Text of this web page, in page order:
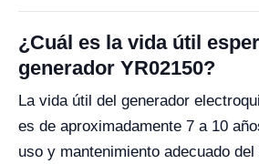
¿Cuál es la vida útil
generador YR02150?
La vida útil del generador
es de aproximadamente 7 a 10
uso y mantenimiento adecuado del